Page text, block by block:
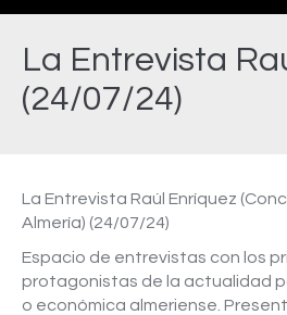
La Entrevista
(24/07/24)
La Entrevista Raúl Enríquez
Almería) (24/07/24)
Espacio de entrevistas con los
protagonistas de la actualidad
o económica almeriense.